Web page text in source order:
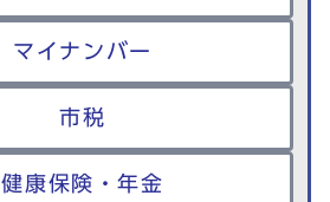
マイナンバー
市税
健康保険・年金